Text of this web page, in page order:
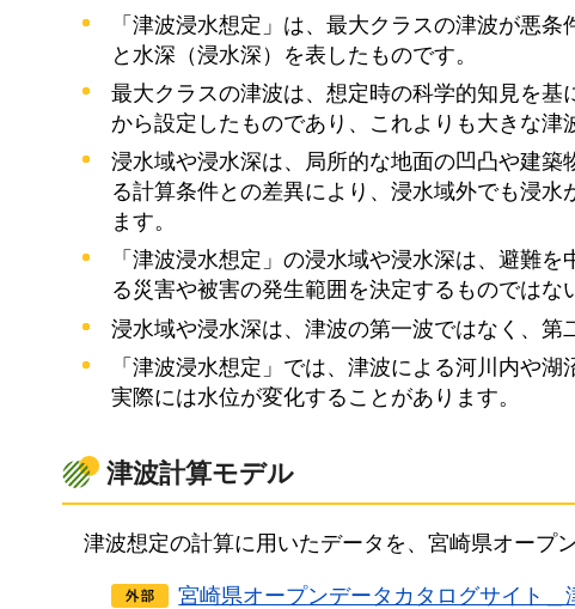
「津波浸水想定」は、最大クラスの津波が悪
と水深（浸水深）を表したものです。
最大クラスの津波は、想定時の科学的知見を
から設定したものであり、これよりも大きな津
浸水域や浸水深は、局所的な地面の凹凸や建
る計算条件との差異により、浸水域外でも浸
ます。
「津波浸水想定」の浸水域や浸水深は、避難
る災害や被害の発生範囲を決定するものではな
浸水域や浸水深は、津波の第一波ではなく、第
「津波浸水想定」では、津波による河川内や
実際には水位が変化することがあります。
津波計算モデル
津波想定の計算に用いたデータを、宮崎県オープ
宮崎県オープンデータカタログサイト